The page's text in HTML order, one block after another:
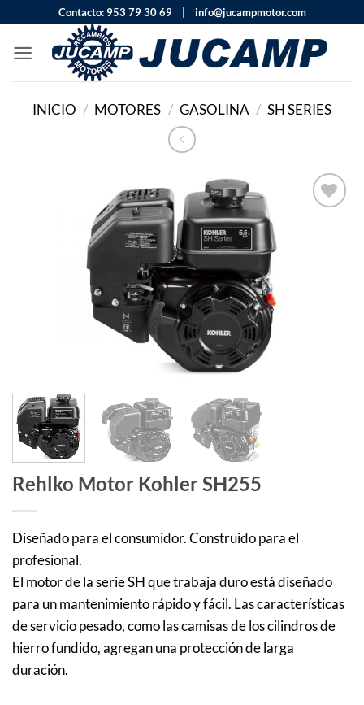
contenido
Contacto:953 79 30 69 | info@jucampmotor.com
INICIO / MOTORES / GASOLINA / SH SERIES
Rehlko Motor Kohler SH255
Diseñado para el consumidor. Construido para el
profesional.
El motor de la serie SH que trabaja duro está diseñado
para un mantenimiento rápido y fácil. Las características
de servicio pesado, como las camisas de los cilindros de
hierro fundido, agregan una protección de larga
duración.